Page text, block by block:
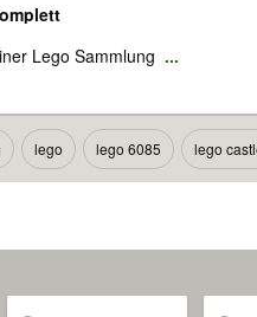
Lego Sammlung ...
lego lego 6085 lego